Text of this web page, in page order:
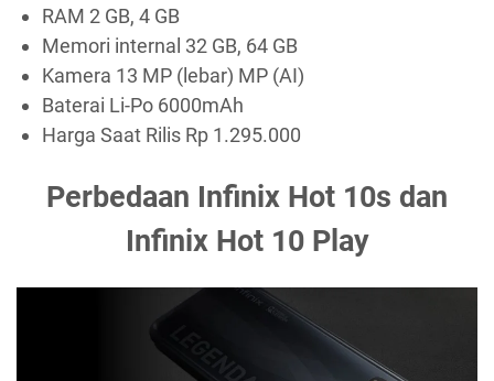
RAM 2 GB, 4 GB
Memori internal 32 GB, 64 GB
Kamera 13 MP (lebar) MP (AI)
Baterai Li-Po 6000mAh
Harga Saat Rilis Rp 1.295.000
Perbedaan Infinix Hot 10s dan
Infinix Hot 10 Play